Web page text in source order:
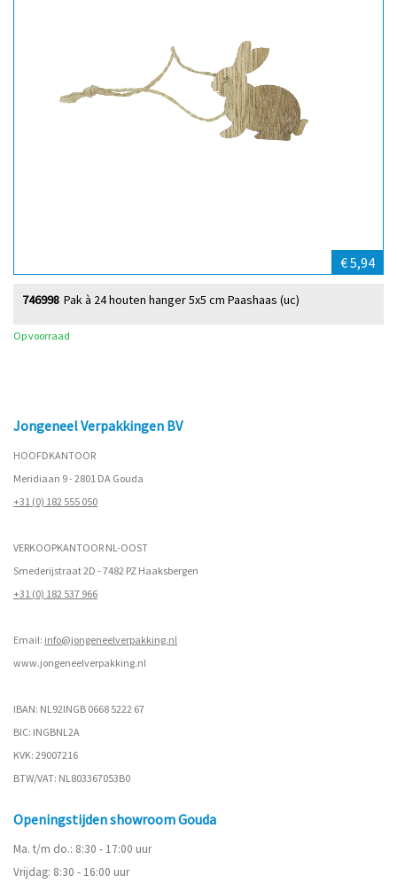
€ 5,94
Pak à 24 houten hanger 5x5 cm Paashaas (uc)
746998
Op voorraad
Jongeneel Verpakkingen BV
HOOFDKANTOOR
Meridiaan 9 - 2801 DA Gouda
+31 (0) 182 555 050
VERKOOPKANTOOR NL-OOST
Smederijstraat 2D - 7482 PZ Haaksbergen
+31 (0) 182 537 966
Email: info@jongeneelverpakking.nl
www.jongeneelverpakking.nl
IBAN: NL92INGB 0668 5222 67
BIC: INGBNL2A
KVK: 29007216
BTW/VAT: NL803367053B0
Openingstijden showroom Gouda
Ma. t/m do.: 8:30 - 17:00 uur
Vrijdag: 8:30 - 16:00 uur